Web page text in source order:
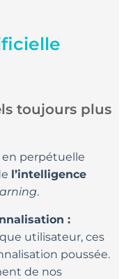
toujours plus
perpétuelle
l’intelligence
.
:
utilisateur, ces
poussée.
de nos